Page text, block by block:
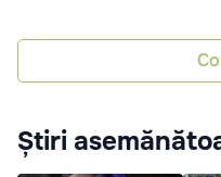
Știri